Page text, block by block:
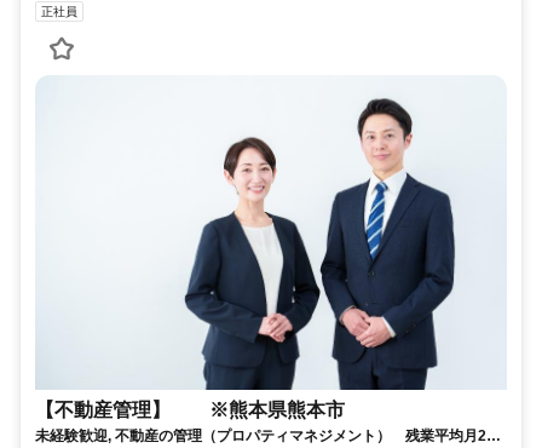
正社員
【不動産管理】 ※熊本県熊本市
未経験歓迎, 不動産の管理（プロパティマネジメント） 残業平均月20